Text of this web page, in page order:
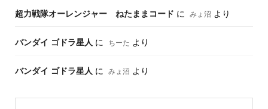
超力戦隊オーレンジャー ねたままコード に みょ沼 より
バンダイ ゴドラ星人 に ちーた より
バンダイ ゴドラ星人 に みょ沼 より